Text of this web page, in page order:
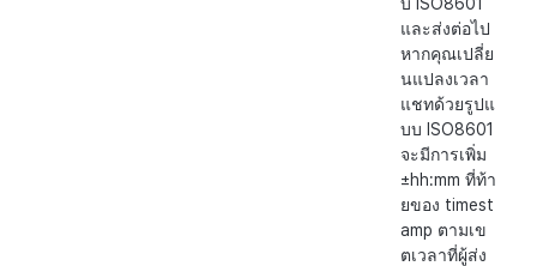
และส่งต่อไป
หากคุณเปลี่ย
นแปลงเวลา
แชทด้วยรูปแ
บบ ISO8601
จะมีการเพิ่ม
±hh:mm ที่ท้า
ยของ timest
amp ตามเข
ตเวลาที่ผู้ส่ง